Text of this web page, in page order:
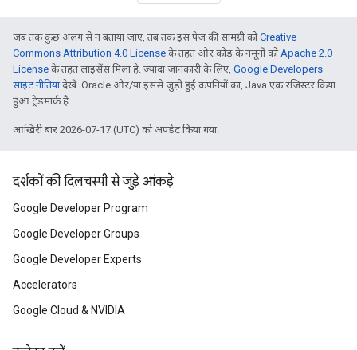
जब तक कुछ अलग से न बताया जाए, तब तक इस पेज की सामग्री कोCreative
Commons Attribution 4.0 License के तहत और कोड के नमूनों कोApache 2.0
License के तहत लाइसेंस मिला है. ज़्यादा जानकारी के लिए, Google Developers
साइट नीतियांदेखें. Oracle और/या इससे जुड़ी हुई कंपनियों का, Java एक रजिस्टर किया
हुआ ट्रेडमार्क है.
आखिरी बार 2026-07-17 (UTC) को अपडेट किया गया.
दर्शकों की दिलचस्पी से जुड़े आंकड़े
Google Developer Program
Google Developer Groups
Google Developer Experts
Accelerators
Google Cloud & NVIDIA